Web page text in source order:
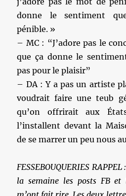
donne le sentiment
pénible. »
– MC : “J’adore pas le
que ça donne le
pas pour le plaisir”
– DA : Y a pas un artiste
voudrait faire une teub
qu’on offrirait aux
l’installent devant la
de se marrer un peu nous
FESSEBOUQUERIES
la semaine les posts FB